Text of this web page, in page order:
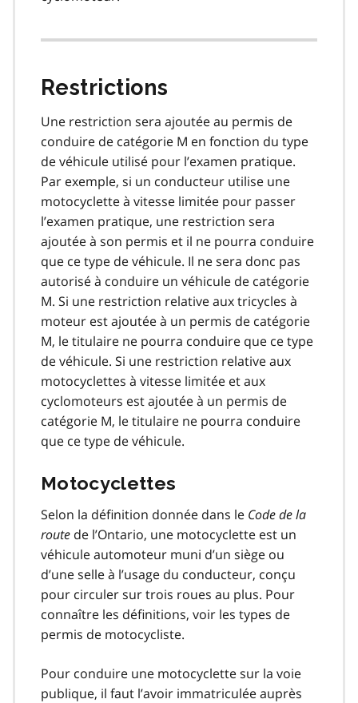
Restrictions
Une restriction sera ajoutée au permis de
conduire de catégorie M en fonction du type
de véhicule utilisé pour l’examen pratique.
Par exemple, si un conducteur utilise une
motocyclette à vitesse limitée pour passer
l’examen pratique, une restriction sera
ajoutée à son permis et il ne pourra conduire
que ce type de véhicule. Il ne sera donc pas
autorisé à conduire un véhicule de catégorie
M. Si une restriction relative aux tricycles à
moteur est ajoutée à un permis de catégorie
M, le titulaire ne pourra conduire que ce type
de véhicule. Si une restriction relative aux
motocyclettes à vitesse limitée et aux
cyclomoteurs est ajoutée à un permis de
catégorie M, le titulaire ne pourra conduire
que ce type de véhicule.
Motocyclettes
Selon la définition donnée dans le Code de la
route de l’Ontario, une motocyclette est un
véhicule automoteur muni d’un siège ou
d’une selle à l’usage du conducteur, conçu
pour circuler sur trois roues au plus. Pour
connaître les définitions, voir les types de
permis de motocycliste.
Pour conduire une motocyclette sur la voie
publique, il faut l’avoir immatriculée auprès